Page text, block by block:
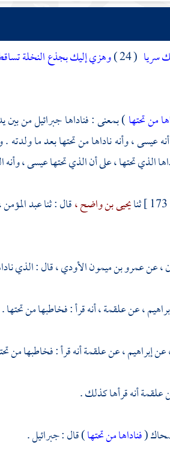
سريا ( 24 ) وهزي إليك بجذع النخلة
من تحتها) بمعنى : فناداهاجبرائيلمن بين
عيسى، وأنه ناداها من تحتها بعد ما
الذي تحتها ، على أن الذي تحتهاعيسى ،
ثنايحيى بن واضح ،قال : ثناعبد المؤمن
،عنعمرو بن ميمون الأودي ،قال : الذي
،عنعلقمة ،أنه قرأ : فخاطبها من تحتها .
عنإبراهيم ،عنعلقمةأنه قرأ : فخاطبها من
علقمةأنه قرأها كذلك .
(فناداها من تحتها) قال : جبرائيل .